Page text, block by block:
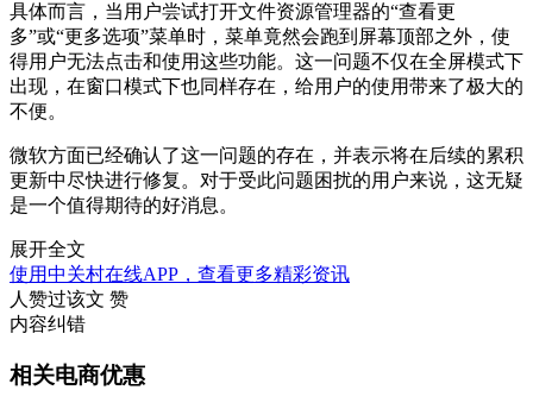
具体而言，当用户尝试打开文件资源管理器的“查看更
多”或“更多选项”菜单时，菜单竟然会跑到屏幕顶部之外，使
得用户无法点击和使用这些功能。这一问题不仅在全屏模式下
出现，在窗口模式下也同样存在，给用户的使用带来了极大的
不便。
微软方面已经确认了这一问题的存在，并表示将在后续的累积
更新中尽快进行修复。对于受此问题困扰的用户来说，这无疑
是一个值得期待的好消息。
展开全文
使用中关村在线APP，查看更多精彩资讯
人赞过该文 赞
内容纠错
相关电商优惠